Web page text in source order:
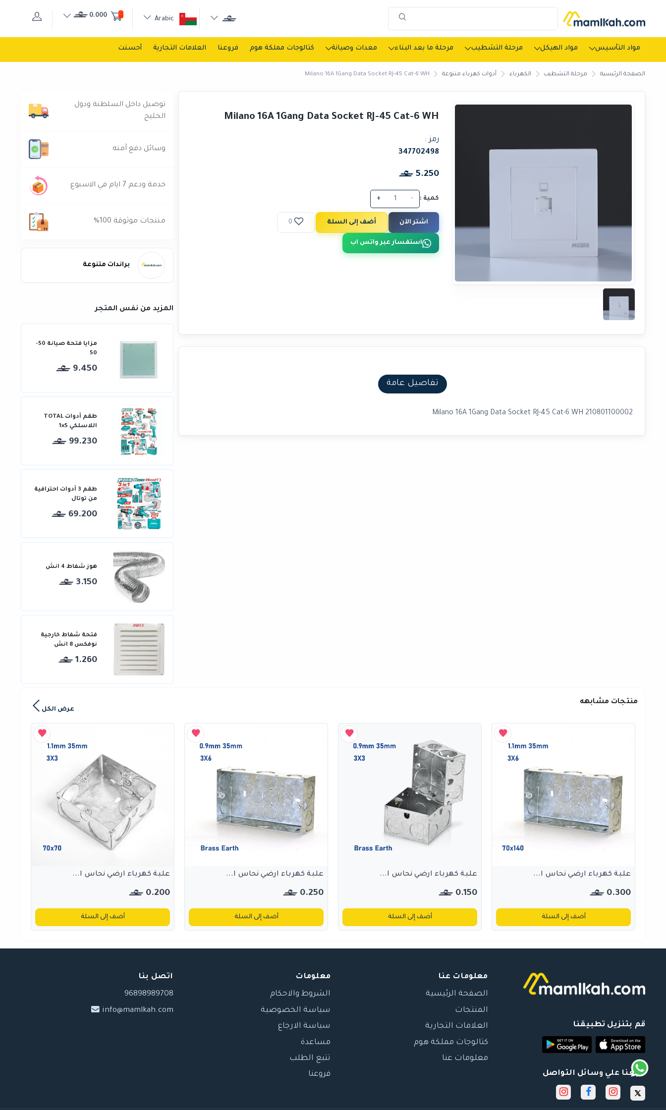
0
0.000
مواد التأسيس مواد الهيكل مرحلة التشطيب مرحلة ما بعد البناء معدات وصيانة كتالوجات مملكة هوم فروعنا العلامات التجارية أحسنت
الصفحة الرئيسية مرحلة التشطيب الكهرباء أدوات كهرباء متنوعة Milano 16A 1Gang Data Socket RJ-45 Cat-6 WH
Milano 16A 1Gang Data Socket RJ-45 Cat-6 WH
رمز :
347702498
5.250
كمية : -
+
اشتر الآن أضف إلى السلة 0
استفسار عبر واتس اب
تفاصيل عامة
Milano 16A 1Gang Data Socket RJ-45 Cat-6 WH 210801100002
توصيل داخل السلطنة ودول
الخليج
وسائل دفع آمنه
خدمة ودعم 7 ايام في الاسبوع
منتجات موثوقة 100%
براندات متنوعة
المزيد من نفس المتجر
مزايا فتحة صيانة 50-
50
9.450
طقم أدوات TOTAL
اللاسلكي 5×1
99.230
طقم 3 أدوات احترافية
من توتال
69.200
هوز شفاط 4 انش
3.150
فتحة شفاط خارجية
نوفكس 8 انش
1.260
منتجات مشابهه
عرض الكل
علبة كهرباء ارضي نحاس ا...
0.300
أضف إلى السلة
علبة كهرباء ارضي نحاس ا...
0.150
أضف إلى السلة
علبة كهرباء ارضي نحاس ا...
0.250
أضف إلى السلة
علبة كهرباء ارضي نحاس ا...
0.200
أضف إلى السلة
قم بتنزيل تطبيقنا
تابعنا علي وسائل التواصل
معلومات عنا
الصفحة الرئيسية
المنتجات
العلامات التجارية
كتالوجات مملكة هوم
معلومات عنا
معلومات
الشروط والاحكام
سياسة الخصوصية
سياسة الارجاع
مساعدة
تتبع الطلب
فروعنا
اتصل بنا
96898989708
info@mamlkah.com